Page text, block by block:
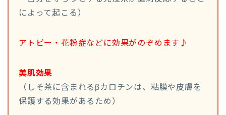
によって起こる）
アトピー・花粉症などに効果がのぞめます♪
美肌効果
（しそ茶に含まれるβカロチンは、粘膜や皮膚を
保護する効果があるため）